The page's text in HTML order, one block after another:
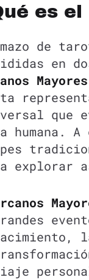
es
de
en
Mayores
que
humana.
explorar